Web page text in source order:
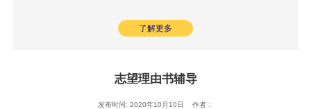
了解更多
志望理由书辅导
发布时间: 2020年10月10日 作者：